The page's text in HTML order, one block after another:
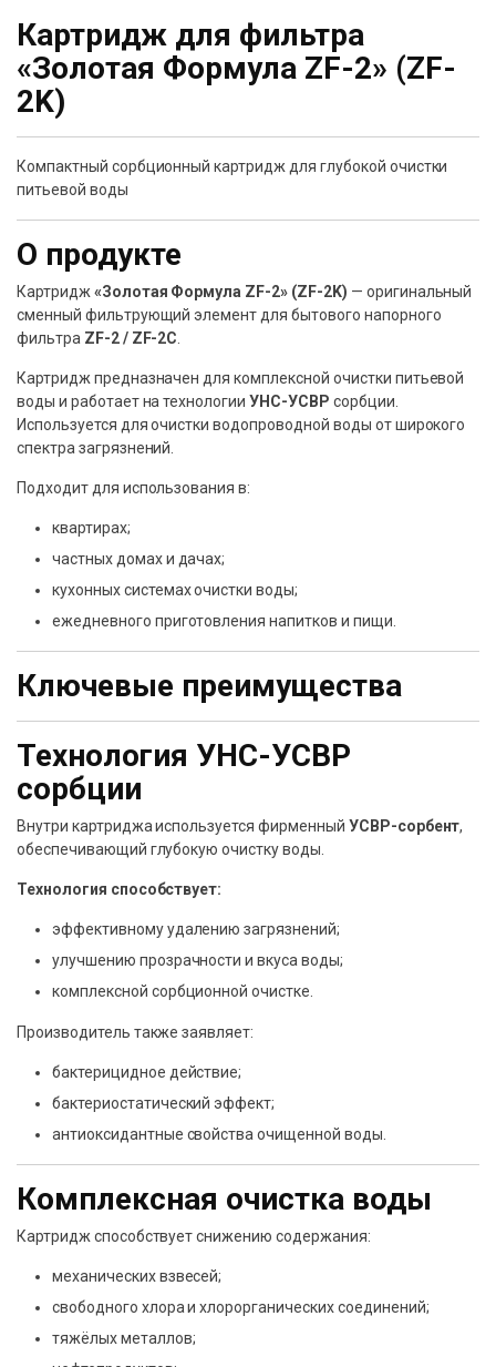
Картридж для фильтра
«Золотая Формула ZF-2» (ZF-
2K)
Компактный сорбционный картридж для глубокой очистки
питьевой воды
О продукте
Картридж «Золотая Формула ZF-2» (ZF-2K) — оригинальный
сменный фильтрующий элемент для бытового напорного
фильтра ZF-2 / ZF-2C
Картридж предназначен для комплексной очистки питьевой
воды и работает на технологииУНС-УСВР сорбции.
Используется для очистки водопроводной воды от широкого
спектра загрязнений.
Подходит для использования в:
квартирах;
частных домах и дачах;
кухонных системах очистки воды;
ежедневного приготовления напитков и пищи.
Ключевые преимущества
Технология УНС-УСВР
сорбции
Внутри картриджа используется фирменный УСВР-сорбент,
обеспечивающий глубокую очистку воды.
Технология способствует:
эффективному удалению загрязнений;
улучшению прозрачности и вкуса воды;
комплексной сорбционной очистке.
Производитель также заявляет:
бактерицидное действие;
бактериостатический эффект;
антиоксидантные свойства очищенной воды.
Комплексная очистка воды
Картридж способствует снижению содержания:
механических взвесей;
свободного хлора и хлорорганических соединений;
тяжёлых металлов;